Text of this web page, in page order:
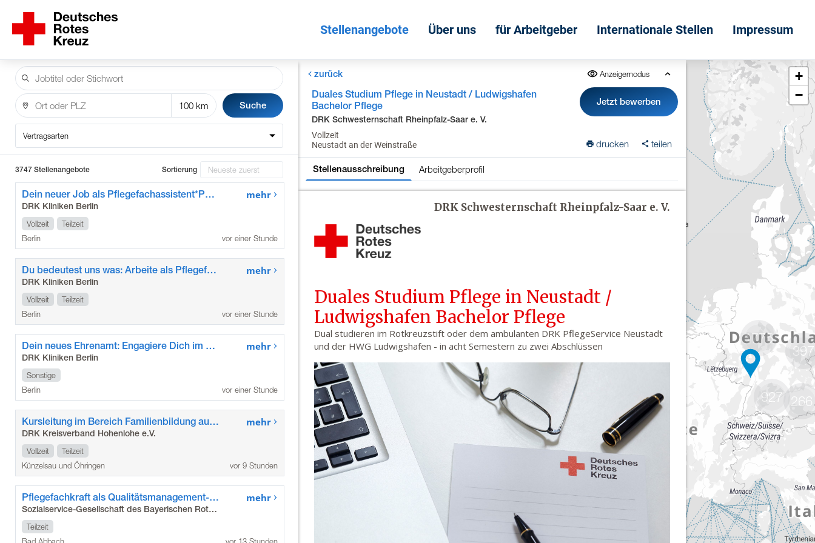
Stellenangebote Über uns für Arbeitgeber Internationale Stellen Impressum
Suche
Vertragsarten
3747 Stellenangebote Sortierung
Dein neuer Job als Pflegefachassistent*Pflegefachassistentin im Kunstkrankenhaus
DRK Kliniken Berlin
Vollzeit
Teilzeit
Berlin
mehr
vor einer Stunde
Du bedeutest uns was: Arbeite als Pflegefachkraft / Pflegefachfrau*mann in den DRK Kliniken Berlin Köpenick
DRK Kliniken Berlin
Vollzeit
Teilzeit
Berlin
mehr
vor einer Stunde
Dein neues Ehrenamt: Engagiere Dich im Besuchsdienst „Die Zeitschenker*innen“ der DRK Kliniken Berlin Köpenick
DRK Kliniken Berlin
Sonstige
Berlin
mehr
vor einer Stunde
Kursleitung im Bereich Familienbildung auf geringfügiger Beschäftigung (m/w/d) für den Standort Öhringen
DRK Kreisverband Hohenlohe e.V.
Vollzeit
Teilzeit
Künzelsau und Öhringen
mehr
vor 9 Stunden
Pflegefachkraft als Qualitätsmanagement-Beauftragte*r (m/w/d)
Sozialservice-Gesellschaft des Bayerischen Roten Kreuzes GmbH
Teilzeit
mehr
zurück Anzeigemodus
Duales Studium Pflege in Neustadt / Ludwigshafen
Bachelor Pflege
DRK Schwesternschaft Rheinpfalz-Saar e. V.
Vollzeit
Neustadt an der Weinstraße
Jetzt bewerben
drucken teilen
Stellenausschreibung Arbeitgeberprofil
1775
927
397
266
+
−